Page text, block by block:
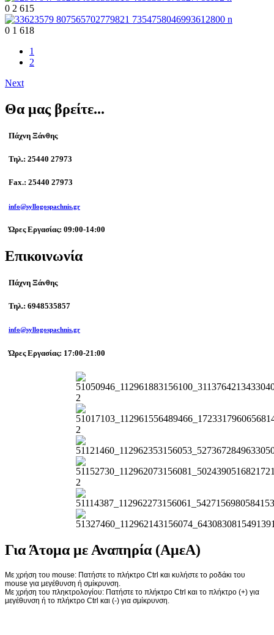
0 2 615
0 1 618
1
2
Next
Θα μας βρείτε...
Πάχνη Ξάνθης
Τηλ.: 25440 27973
Fax.: 25440 27973
info@syllogospachnis.gr
Ώρες Εργασίας: 09:00-14:00
Επικοινωνία
Πάχνη Ξάνθης
Τηλ.: 6948535857
info@syllogospachnis.gr
Ώρες Εργασίας: 17:00-21:00
Για Άτομα με Αναπηρία (ΑμεΑ)
Με χρήση του mouse: Πατήστε το πλήκτρο Ctrl και κυλήστε το ροδάκι του
mouse για μεγέθυνση ή σμίκρυνση.
Με χρήση του πληκτρολογίου: Πατήστε το πλήκτρο Ctrl και το πλήκτρο (+) για
μεγέθυνση ή το πλήκτρο Ctrl και (-) για σμίκρυνση.